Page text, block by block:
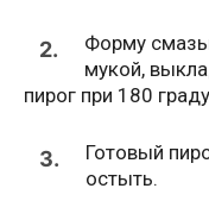
2.
Форму
мукой,
пирог при 180
3.
Готовый
остыть.